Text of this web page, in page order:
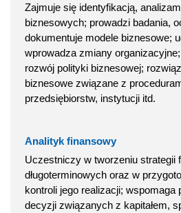
Zajmuje się identyfikacją,
biznesowych; prowadzi badania,
dokumentuje modele biznesowe;
wprowadza zmiany
rozwój polityki biznesowej;
biznesowe związane z
przedsiębiorstw, instytucji itd.
Analityk finansowy
Uczestniczy w tworzeniu strategii
długoterminowych oraz w
kontroli jego realizacji; wspomaga
decyzji związanych z kapitałem,